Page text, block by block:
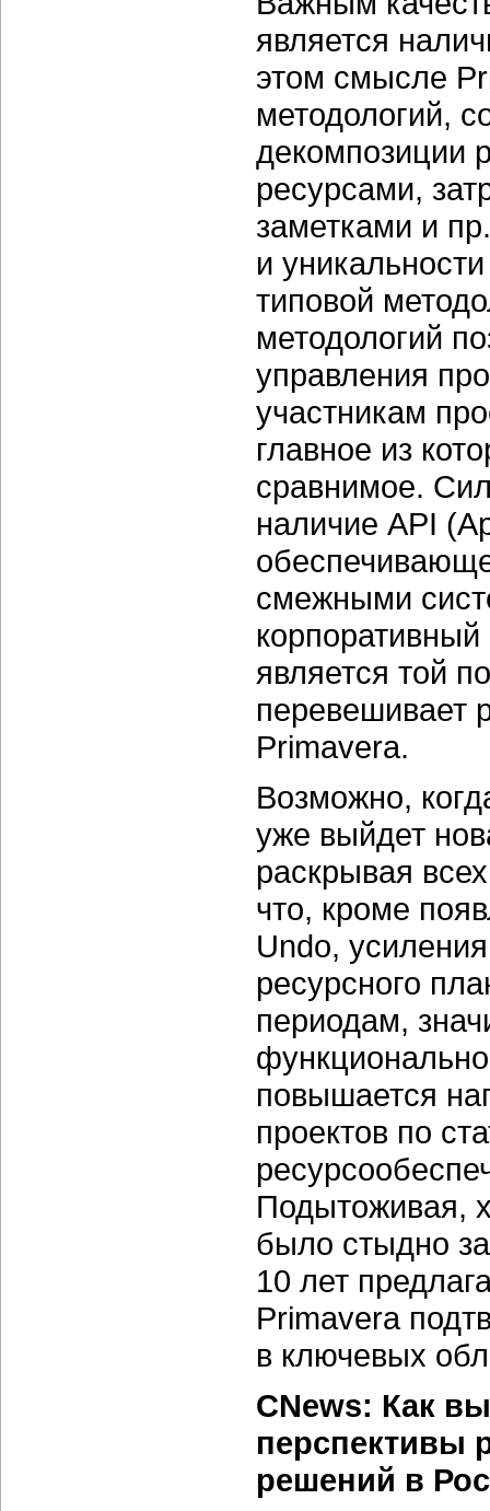
является
этом смысле
методологий,
декомпозиции
ресурсами,
заметками и
и
типовой
методологий
управления
участникам
главное из
сравнимое.
наличие API
смежными
является той
перевешивает
Primavera.
Возможно,
уже выйдет
раскрывая
что, кроме
Undo,
ресурсного
периодам,
повышается
проектов по
Подытоживая,
было стыдно
10 лет
Primavera
в ключевых
CNews: Как
перспективы
решений в